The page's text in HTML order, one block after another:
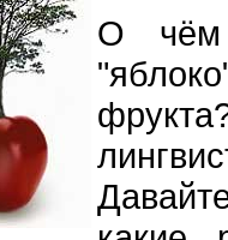
О чём